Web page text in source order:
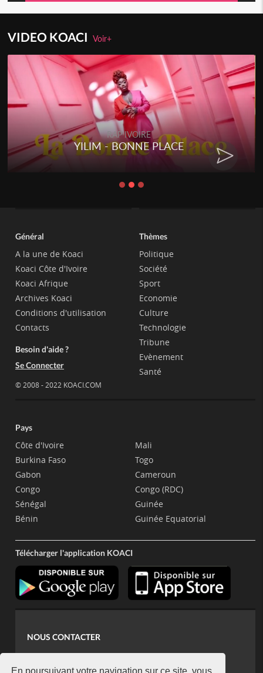
En poursuivant votre navigation sur ce site, vous
VIDEO KOACIVoir+
RAP IVOIRE
YILIM - BONNE PLACE
Général
A la une de Koaci
Koaci Côte d'Ivoire
Koaci Afrique
Archives Koaci
Conditions d'utilisation
Contacts
Besoin d'aide ?
Se Connecter
© 2008 - 2022 KOACI.COM
Thèmes
Politique
Société
Sport
Economie
Culture
Technologie
Tribune
Evènement
Santé
Pays
Côte d'Ivoire
Burkina Faso
Gabon
Congo
Sénégal
Bénin
Mali
Togo
Cameroun
Congo (RDC)
Guinée
Guinée Equatorial
Télécharger l'application KOACI
NOUS CONTACTER